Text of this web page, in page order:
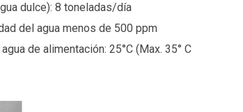
dulce): 8 toneladas/día
del agua menos de 500 ppm
de alimentación: 25°C (Max. 35° C